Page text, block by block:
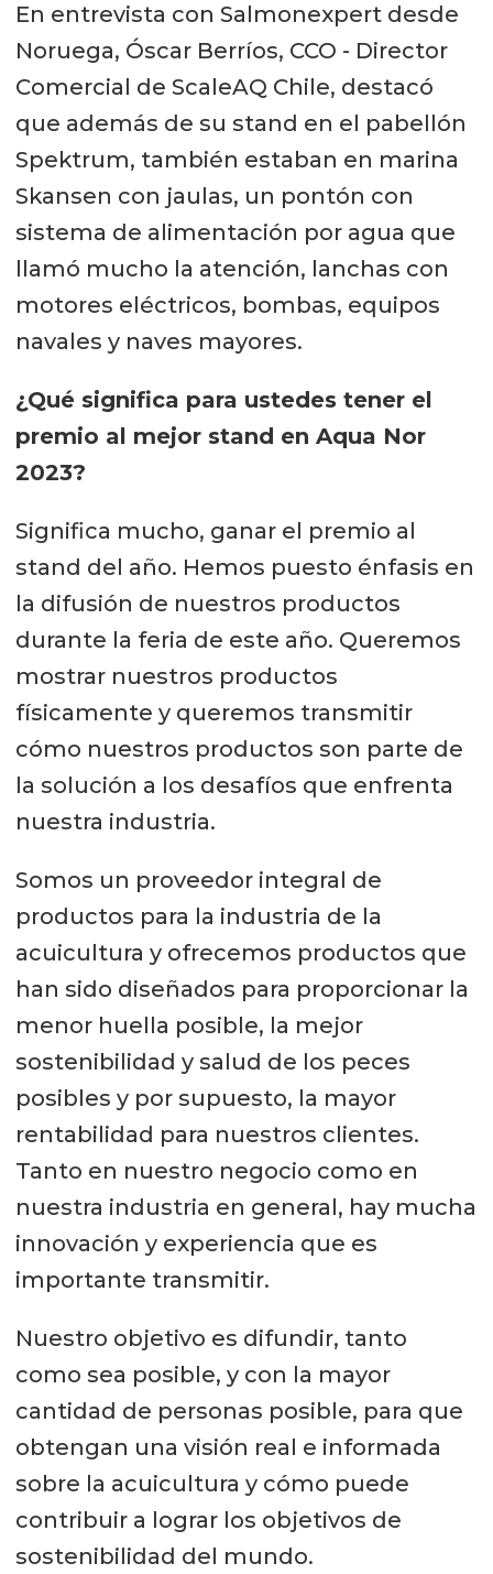
En entrevista con Salmonexpert desde
Noruega, Óscar Berríos, CCO - Director
Comercial de ScaleAQ Chile, destacó
que además de su stand en el pabellón
Spektrum, también estaban en marina
Skansen con jaulas, un pontón con
sistema de alimentación por agua que
llamó mucho la atención, lanchas con
motores eléctricos, bombas, equipos
navales y naves mayores.
¿Qué significa para ustedes tener el
premio al mejor stand en Aqua Nor
2023?
Significa mucho, ganar el premio al
stand del año. Hemos puesto énfasis en
la difusión de nuestros productos
durante la feria de este año. Queremos
mostrar nuestros productos
físicamente y queremos transmitir
cómo nuestros productos son parte de
la solución a los desafíos que enfrenta
nuestra industria.
Somos un proveedor integral de
productos para la industria de la
acuicultura y ofrecemos productos que
han sido diseñados para proporcionar la
menor huella posible, la mejor
sostenibilidad y salud de los peces
posibles y por supuesto, la mayor
rentabilidad para nuestros clientes.
Tanto en nuestro negocio como en
nuestra industria en general, hay mucha
innovación y experiencia que es
importante transmitir.
Nuestro objetivo es difundir, tanto
como sea posible, y con la mayor
cantidad de personas posible, para que
obtengan una visión real e informada
sobre la acuicultura y cómo puede
contribuir a lograr los objetivos de
sostenibilidad del mundo.